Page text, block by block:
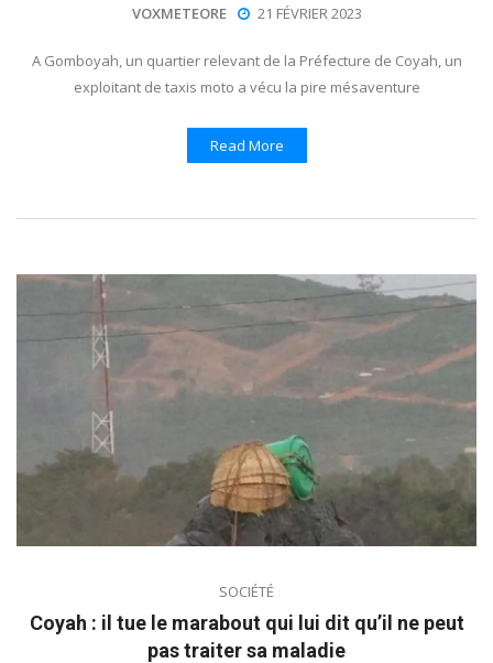
VOXMETEORE 21 FÉVRIER 2023
A Gomboyah, un quartier relevant de la Préfecture de Coyah, un
exploitant de taxis moto a vécu la pire mésaventure
Read More
SOCIÉTÉ
Coyah : il tue le marabout qui lui dit qu’il ne peut
pas traiter sa maladie